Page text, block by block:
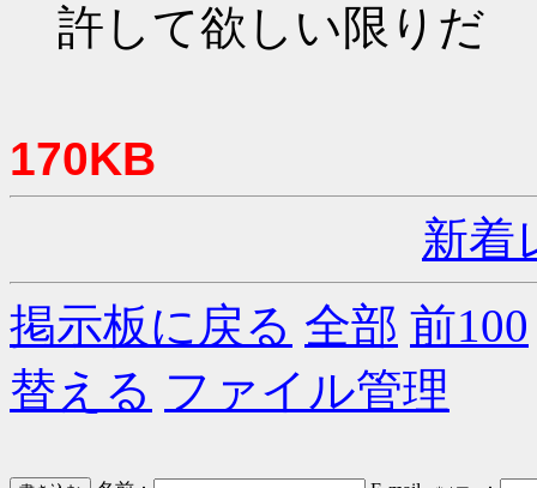
許して欲しい限りだ
170KB
新着
掲示板に戻る 全部 前100
替える ファイル管理